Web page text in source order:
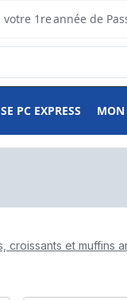
1re année de
PC EXPRESS
croissants et muffins